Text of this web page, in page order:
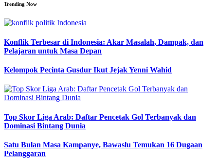
Trending Now
Konflik Terbesar di Indonesia: Akar Masalah, Dampak, dan
Pelajaran untuk Masa Depan
Kelompok Pecinta Gusdur Ikut Jejak Yenni Wahid
Top Skor Liga Arab: Daftar Pencetak Gol Terbanyak dan
Dominasi Bintang Dunia
Satu Bulan Masa Kampanye, Bawaslu Temukan 16 Dugaan
Pelanggaran